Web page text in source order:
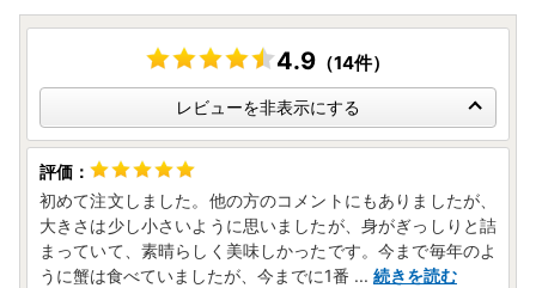
4.9 （14件）
レビューを非表示にする
初めて注文しました。他の方のコメントにもありましたが、
大きさは少し小さいように思いましたが、身がぎっしりと詰
まっていて、素晴らしく美味しかったです。今まで毎年のよ
うに蟹は食べていましたが、今までに1番 ... 続きを読む